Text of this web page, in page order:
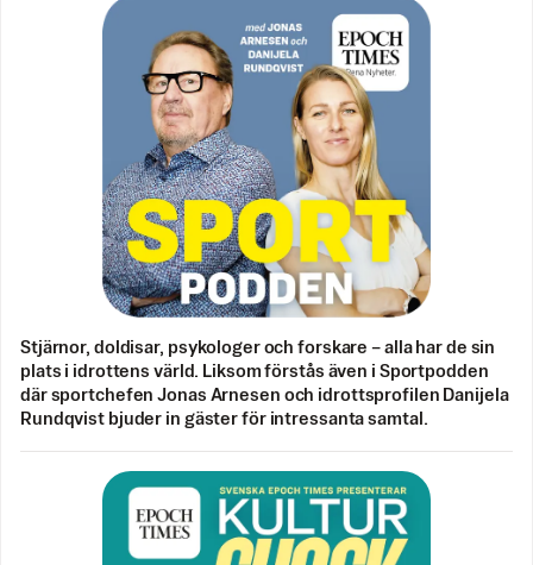
Stjärnor, doldisar, psykologer och forskare – alla har de sin
plats i idrottens värld. Liksom förstås även i Sportpodden
där sportchefen Jonas Arnesen och idrottsprofilen Danijela
Rundqvist bjuder in gäster för intressanta samtal.